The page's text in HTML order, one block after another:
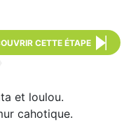
CETTE ÉTAPE
et loulou.
cahotique.